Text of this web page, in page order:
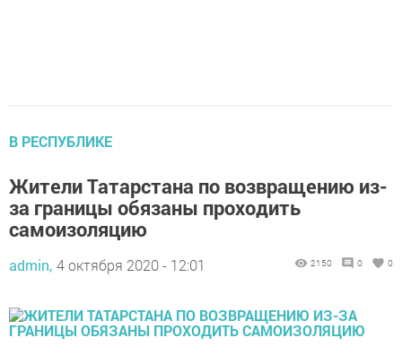
В РЕСПУБЛИКЕ
Жители Татарстана по возвращению из-
за границы обязаны проходить
самоизоляцию
admin, 4 октября 2020 - 12:01 2150 0 0